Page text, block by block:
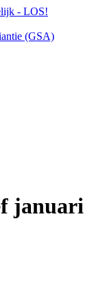
- LOS!
(GSA)
januari